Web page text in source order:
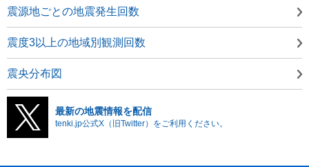
震源地ごとの地震発生回数
震度3以上の地域別観測回数
震央分布図
最新の地震情報を配信
tenki.jp公式X（旧Twitter）をご利用ください。